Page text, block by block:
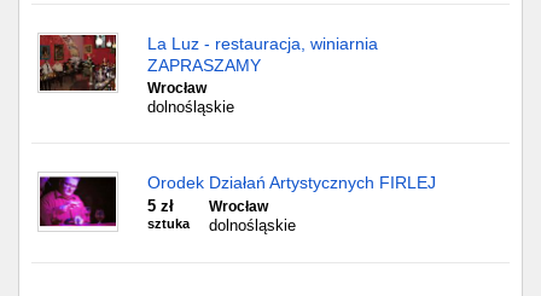
La Luz - restauracja, winiarnia
ZAPRASZAMY
Wrocław
dolnośląskie
Orodek Działań Artystycznych FIRLEJ
5 zł
sztuka
Wrocław
dolnośląskie
Częstochowa
Olsztyn
Sosnowiec